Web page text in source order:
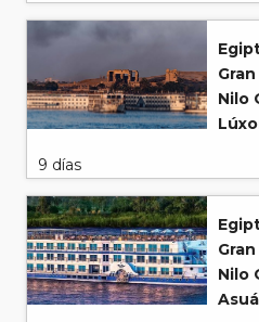
Nilo
9 días
Nilo